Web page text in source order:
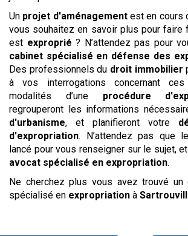
Un projet d'aménagementest en cours
vous souhaitez en savoir plus pour faire
est exproprié ? N’attendez pas pour
cabinet spécialisé en défense des
Des professionnels du droit immobilier
à vos interrogations concernant
modalités d’une procédure
regrouperont les informations
d'urbanisme, et planifieront votre
d'expropriation. N’attendez pas que
lancé pour vous renseigner sur le sujet,
avocat spécialisé en expropriation.
Ne cherchez plus vous avez trouvé un
spécialisé en expropriation à